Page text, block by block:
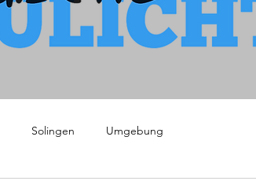
Solingen Umgebung